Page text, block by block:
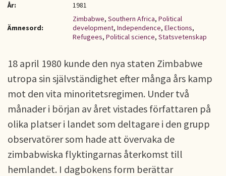
År:
1981
Ämnesord:
Zimbabwe, Southern Africa, Political
development, Independence, Elections,
Refugees, Political science, Statsvetenskap
18 april 1980 kunde den nya staten Zimbabwe
utropa sin självständighet efter många års kamp
mot den vita minoritetsregimen. Under två
månader i början av året vistades författaren på
olika platser i landet som deltagare i den grupp
observatörer som hade att övervaka de
zimbabwiska flyktingarnas återkomst till
hemlandet. I dagbokens form berättar